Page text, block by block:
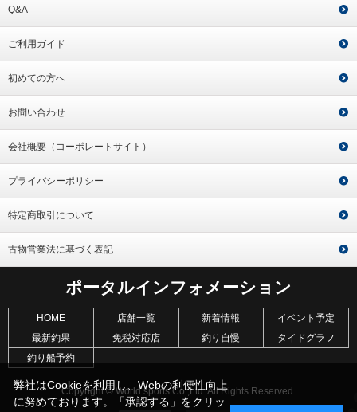
Q&A
ご利用ガイド
初めての方へ
お問い合わせ
会社概要（コーポレートサイト）
プライバシーポリシー
特定商取引について
古物営業法に基づく表記
ポータルインフォメーション
HOME 店舗一覧 新着情報
イベント予定
最新釣果
免税対応店 釣り自慢
タイドグラフ
釣り船予約
Copyright © World sports Co.,Ltd. All Rights Reserved.
弊社はCookieを利用し、Webの利便性向上
に努めております。「承認する」をクリッ